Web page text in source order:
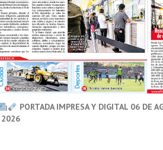
PORTADA IMPRESA Y DIGITAL 06 DE
2026